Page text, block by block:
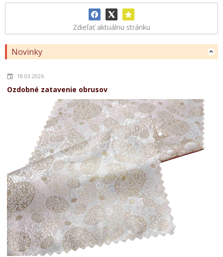
Zdieľať aktuálnu stránku
Novinky
18.03.2026
Ozdobné zatavenie obrusov